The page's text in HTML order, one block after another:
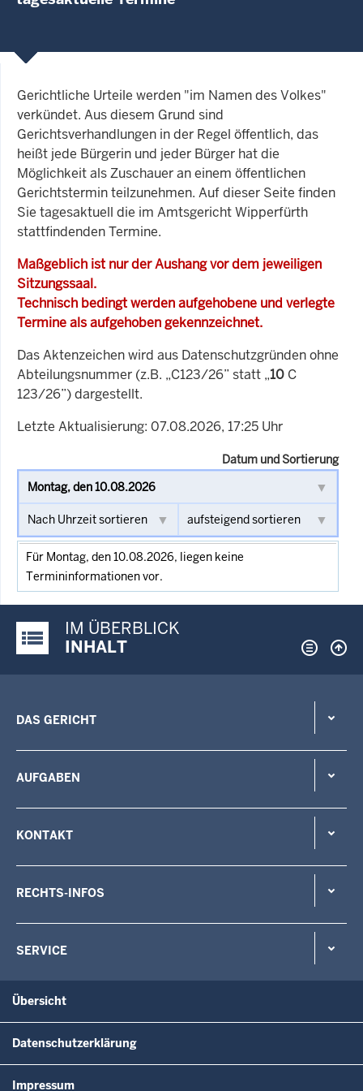
Gerichtliche Urteile werden "im Namen des Volkes"
verkündet. Aus diesem Grund sind
Gerichtsverhandlungen in der Regel öffentlich, das
heißt jede Bürgerin und jeder Bürger hat die
Möglichkeit als Zuschauer an einem öffentlichen
Gerichtstermin teilzunehmen. Auf dieser Seite finden
Sie tagesaktuell die im Amtsgericht Wipperfürth
stattfindenden Termine.
Maßgeblich ist nur der Aushang vor dem jeweiligen
Sitzungssaal.
Technisch bedingt werden aufgehobene und verlegte
Termine als aufgehoben gekennzeichnet.
Das Aktenzeichen wird aus Datenschutzgründen ohne
Abteilungsnummer (z.B. „C123/26” statt „10 C
123/26”) dargestellt.
Letzte Aktualisierung: 07.08.2026, 17:25 Uhr
Datum und Sortierung
Für Montag, den 10.08.2026, liegen keine
Termininformationen vor.
Justiz-Portal im Überblick:
IM ÜBERBLICK
INHALT
DAS GERICHT
AUFGABEN
KONTAKT
RECHTS-INFOS
SERVICE
Übersicht
Datenschutzerklärung
Impressum